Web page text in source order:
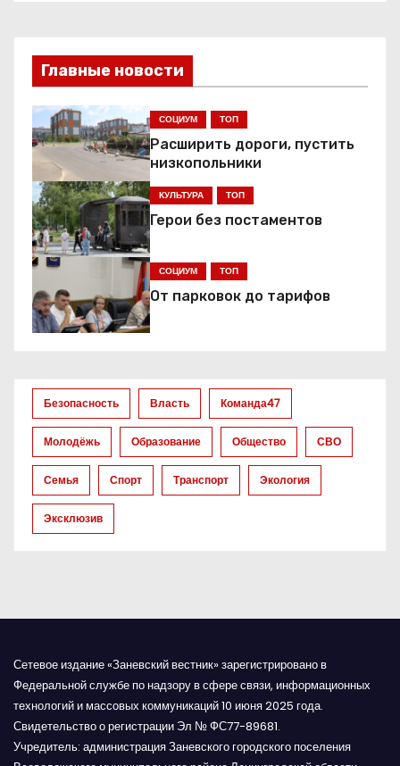
и
г
а
ц
и
я
п
о
а
п
и
с
я
Главные новости
СОЦИУМ ТОП
Расширить дороги, пустить
низкопольники
КУЛЬТУРА ТОП
Герои без постаментов
СОЦИУМ ТОП
От парковок до тарифов
Безопасность Власть Команда47
Молодёжь Образование Общество СВО
Семья Спорт Транспорт Экология
Эксклюзив
Сетевое издание «Заневский вестник» зарегистрировано в
Федеральной службе по надзору в сфере связи, информационных
технологий и массовых коммуникаций 10 июня 2025 года.
Свидетельство о регистрации Эл № ФС77-89681.
Учредитель: администрация Заневского городского поселения